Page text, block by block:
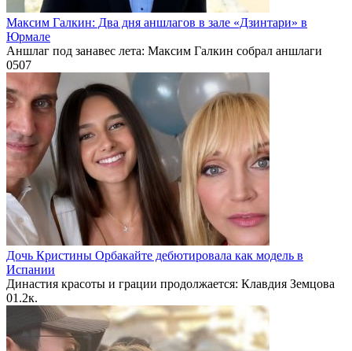
Максим Галкин: Два дня аншлагов в зале «Дзинтари» в
Юрмале
Аншлаг под занавес лета: Максим Галкин собрал аншлаги
0507
Дочь Кристины Орбакайте дебютировала как модель в
Испании
Династия красоты и грации продолжается: Клавдия Земцова
01.2к.